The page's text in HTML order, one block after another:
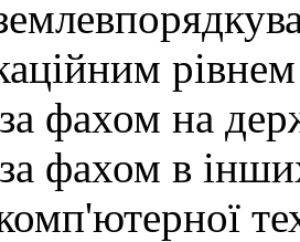
фахом на
фахом в